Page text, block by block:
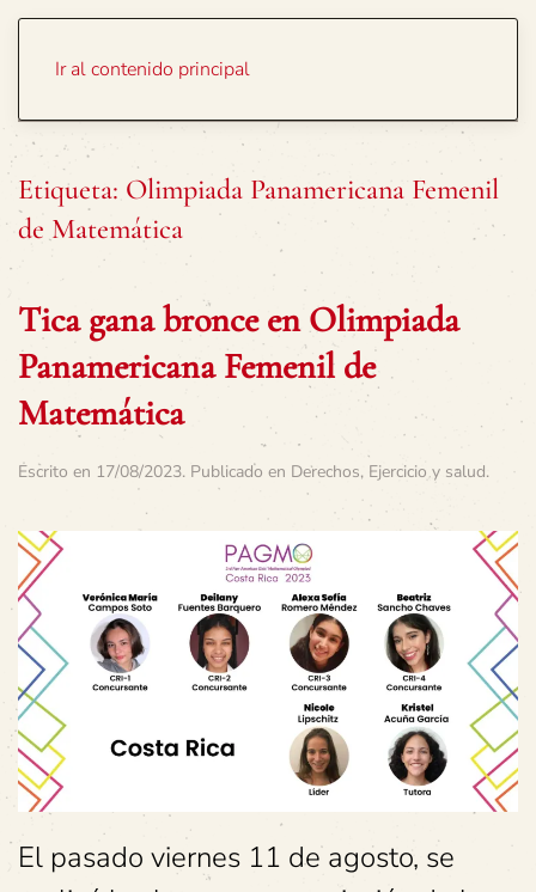
Ir al contenido principal
Etiqueta: Olimpiada Panamericana Femenil
de Matemática
Tica gana bronce en Olimpiada
Panamericana Femenil de
Matemática
Escrito en 17/08/2023. Publicado en Derechos, Ejercicio y salud.
El pasado viernes 11 de agosto, se